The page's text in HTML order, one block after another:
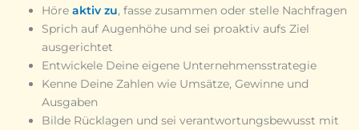
Höre aktiv zu, fasse zusammen oder stelle Nachfragen
Sprich auf Augenhöhe und sei proaktiv aufs Ziel
ausgerichtet
Entwickele Deine eigene Unternehmensstrategie
Kenne Deine Zahlen wie Umsätze, Gewinne und
Ausgaben
Bilde Rücklagen und sei verantwortungsbewusst mit